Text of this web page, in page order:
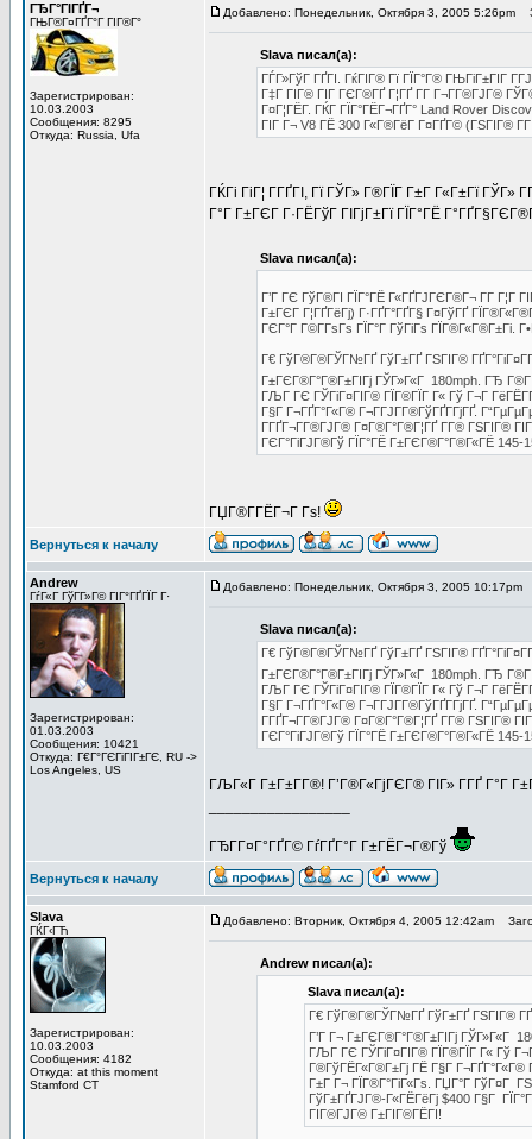
ГЂГ°ГІГҐГ¬
ГЊГ®Г¤ГҐГ°Г ГІГ®Г°
Зарегистрирован:
10.03.2003
Сообщения: 8295
Откуда: Russia, Ufa
Добавлено: Понедельник, Октября 3, 2005 5:26pm
Slava писал(а):
ГЃГ»ГўГ ГҐГІ. ГќГІГ® Гї ГЇГ°Г® ГЊГіГ±ГІГ
Г‡Г ГІГ® ГІГ ГЄГ®ГҐ Г¦ГҐ Г­Г Г¬Г­Г®ГЈГ®
Г¤Г¦ГЁГ­. ГЌГ ГЇГ°ГЁГ¬ГҐГ° Land Rover
ГІГ Г¬ V8 ГЁ 300 Г«Г®ГёГ Г¤ГҐГ© (ГЅГІГ®
ГЌГі ГіГ¦ Г­ГҐГІ, Гї ГЎГ» Г®ГЇГ Г±Г Г«Г±Гї
Г°Г Г±ГЄГ Г·ГЁГўГ ГІГјГ±Гї ГЇГ°ГЁ
Slava писал(а):
Г’Г ГЄ ГўГ®ГІ ГЇГ°ГЁ Г«ГҐГЈГЄГ®Г¬ Г­Г Г¦Г
Г±ГЄГ Г¦ГҐГёГј) Г·ГҐГ°ГҐГ§ Г¤ГўГҐ
ГЄГ°Г Г©Г­ГѕГѕ ГЇГ°Г ГўГіГѕ
Г€ ГўГ®Г®ГЎГ№ГҐ ГўГ±ГҐ ГЅГІГ®
Г±ГЄГ®Г°Г®Г±ГІГј ГЎГ»Г«Г 180mph. ГЂ
ГЉГ ГЄ ГЎГіГ¤ГІГ® ГЇГ®ГЇГ Г« Гў Г¬Г
Г§Г Г¬ГҐГ°Г«Г® Г¬Г­ГЈГ­Г®ГўГҐГ­ГјГҐ.
Г­ГҐГ¬Г­Г®ГЈГ® Г¤Г®Г°Г®Г¦ГҐ Г­Г® ГЅГІГ®
ГЄГ°ГіГЈГ®Гў ГЇГ°ГЁ Г±ГЄГ®Г°Г®Г«ГЁ 145-
ГЏГ®Г­ГЁГ¬Г Гѕ!
Вернуться к началу
Andrew
ГѓГ«Г ГўГ­Г»Г© ГІГ°ГҐГЇГ Г·
Зарегистрирован:
01.03.2003
Сообщения: 10421
Откуда: Г€Г°ГЄГіГІГ±ГЄ, RU ->
Los Angeles, US
Добавлено: Понедельник, Октября 3, 2005 10:17pm
Slava писал(а):
Г€ ГўГ®Г®ГЎГ№ГҐ ГўГ±ГҐ ГЅГІГ®
Г±ГЄГ®Г°Г®Г±ГІГј ГЎГ»Г«Г 180mph. ГЂ
ГЉГ ГЄ ГЎГіГ¤ГІГ® ГЇГ®ГЇГ Г« Гў Г¬Г
Г§Г Г¬ГҐГ°Г«Г® Г¬Г­ГЈГ­Г®ГўГҐГ­ГјГҐ.
Г­ГҐГ¬Г­Г®ГЈГ® Г¤Г®Г°Г®Г¦ГҐ Г­Г® ГЅГІГ®
ГЄГ°ГіГЈГ®Гў ГЇГ°ГЁ Г±ГЄГ®Г°Г®Г«ГЁ 145-
ГЉГ«Г Г±Г±Г­Г®! Г’Г®Г«ГјГЄГ® ГІГ» Г­ГҐ Г°Г
ГЂГ­Г¤Г°ГҐГ© ГѓГҐГ°Г Г±ГЁГ¬Г®Гў
Вернуться к началу
Slava
ГЌГ‹ГЋ
Зарегистрирован:
10.03.2003
Сообщения: 4182
Откуда: at this moment
Stamford CT
Добавлено: Вторник, Октября 4, 2005 12:42am
Andrew писал(а):
Slava писал(а):
Г€ ГўГ®Г®ГЎГ№ГҐ ГўГ±ГҐ ГЅГІГ®
Г’Г Г¬ Г±ГЄГ®Г°Г®Г±ГІГј ГЎГ»Г«Г
ГЉГ ГЄ ГЎГіГ¤ГІГ® ГЇГ®ГЇГ Г« Гў
Г®ГўГЁГ«Г®Г±Гј ГЁ Г§Г Г¬ГҐГ°Г«Г®
Г±Г Г¬ ГЇГ®Г°ГіГ«Гѕ. ГЏГ°Г ГўГ¤Г
ГўГ±ГҐГЈГ®-Г«ГЁГёГј $400 Г§Г
ГІГ®ГЈГ® Г±ГІГ®ГЁГІ!